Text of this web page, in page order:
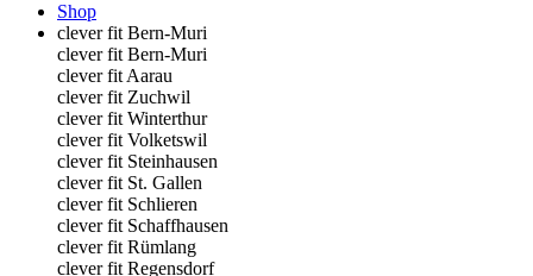
Shop
clever fit Bern-Muri
clever fit Bern-Muri
clever fit Aarau
clever fit Zuchwil
clever fit Winterthur
clever fit Volketswil
clever fit Steinhausen
clever fit St. Gallen
clever fit Schlieren
clever fit Schaffhausen
clever fit Rümlang
clever fit Regensdorf